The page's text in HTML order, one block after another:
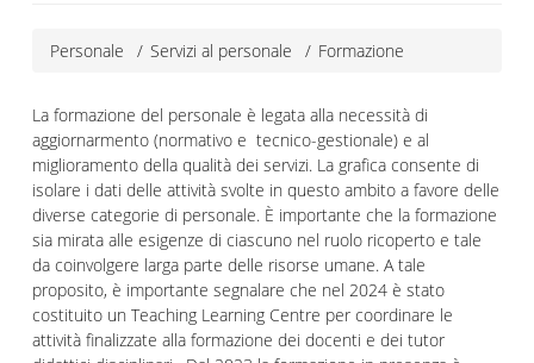
Personale Servizi al personale Formazione
La formazione del personale è legata alla necessità di
aggiornarmento (normativo e tecnico-gestionale) e al
miglioramento della qualità dei servizi. La grafica consente di
isolare i dati delle attività svolte in questo ambito a favore delle
diverse categorie di personale. È importante che la formazione
sia mirata alle esigenze di ciascuno nel ruolo ricoperto e tale
da coinvolgere larga parte delle risorse umane. A tale
proposito, è importante segnalare che nel 2024 è stato
costituito un Teaching Learning Centre per coordinare le
attività finalizzate alla formazione dei docenti e dei tutor